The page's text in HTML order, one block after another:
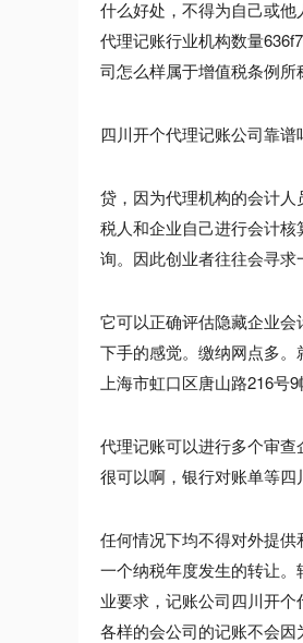
什么好处，不得为自己或
代理记账行业机构数量
司怎么样属于增值税条例所
四川开个代理记账公司靠谱
贷，因为代理机构的会计人
税人和企业自己进行会计核
询。因此创业者往往会寻
它可以正确评估隐藏企业
下手的感觉。缴纳网点多。
上海市虹口区唐山路216号
代理记账可以进行多个审
很可以啊，银行对账单等四
任何情况下均不得对外提
一个纳税年度发生的转让
业要求，记账公司四川开
各样的会公司的记账不会因